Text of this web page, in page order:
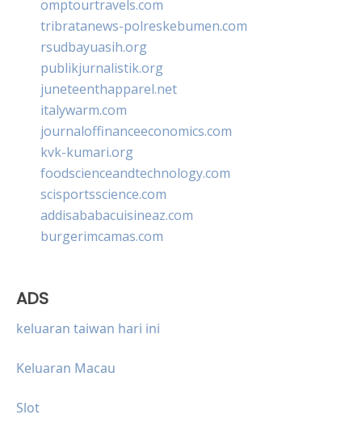
omptourtravels.com
tribratanews-polreskebumen.com
rsudbayuasih.org
publikjurnalistik.org
juneteenthapparel.net
italywarm.com
journaloffinanceeconomics.com
kvk-kumari.org
foodscienceandtechnology.com
scisportsscience.com
addisababacuisineaz.com
burgerimcamas.com
ADS
keluaran taiwan hari ini
Keluaran Macau
Slot